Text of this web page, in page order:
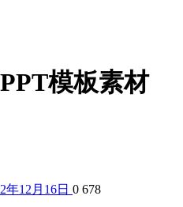
模板素材
年12月16日 0 678